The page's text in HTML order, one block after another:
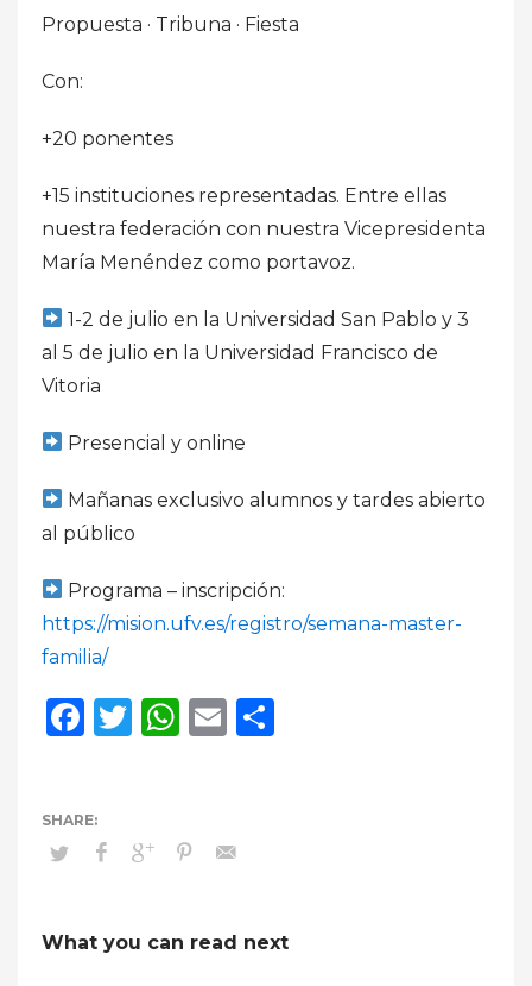
Propuesta · Tribuna · Fiesta
Con:
+20 ponentes
+15 instituciones representadas. Entre ellas
nuestra federación con nuestra Vicepresidenta
María Menéndez como portavoz.
1-2 de julio en la Universidad San Pablo y 3
al 5 de julio en la Universidad Francisco de
Vitoria
Presencial y online
Mañanas exclusivo alumnos y tardes abierto
al público
Programa – inscripción:
https://mision.ufv.es/registro/semana-master-
familia/
Facebook
Twitter
WhatsApp
Email
What you can read next